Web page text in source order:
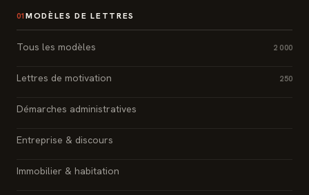
01 MODÈLES DE LETTRES
Tous les modèles 2 000
Lettres de motivation 250
Démarches administratives
Entreprise & discours
Immobilier & habitation